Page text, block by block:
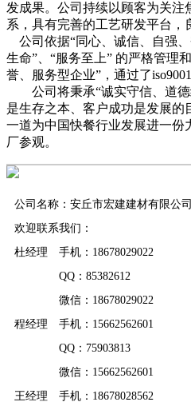
发成果。公司持续以顾客为关注
系，具有完善的工艺研发平台，
公司依据“同心、诚信、自强
生命”、“服务至上” 的严格管理
誉、服务型企业”，通过了
公司将秉承“诚实守信、道德
是生存之本、客户成功是发展的
一道为中国快餐行业发展进一份
厂参观。
公司名称：安丘市宏建建材有限公司
欢迎联系我们：
杜经理 手机：18678029022
QQ：85382612
微信：18678029022
程经理 手机：15662562601
QQ：75903813
微信：15662562601
王经理 手机：18678028562